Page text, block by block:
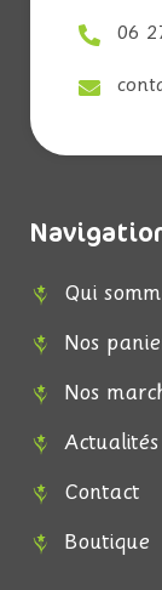
06
Qui
Nos
Nos
Actualités
Contact
Boutique